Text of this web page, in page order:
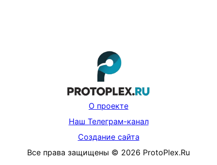
О проекте
Наш Телеграм-канал
Создание сайта
Все права защищены © 2026 ProtoPlex.Ru